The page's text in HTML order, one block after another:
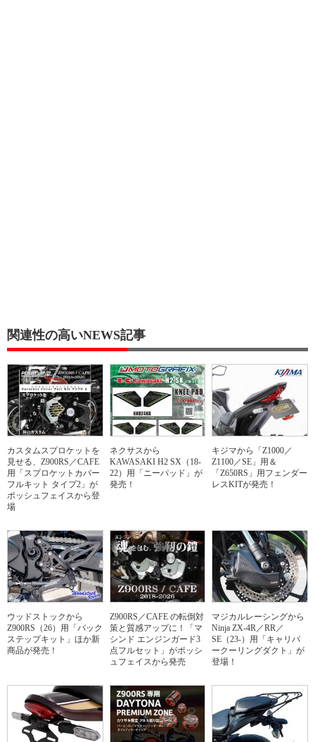
関連性の高いNEWS記事
カスタムスプロケットを
見せる、Z900RS／CAFE
用「スプロケットカバー
フルキット タイプ2」が
ポッシュフェイスから登
場
ネクサスから
KAWASAKI H2 SX（18-
22）用「ニーパッド」が
発売！
キジマから「Z1000／
Z1100／SE」用＆
「Z650RS」用フェンダー
レスKITが発売！
ウッドストックから
Z900RS（26）用「バック
ステップキット」ほか新
商品が発売！
Z900RS／CAFE の転倒対
策と質感アップに！「マ
シンド エンジンガード3
点フルセット」がポッシ
ュフェイスから発売
マジカルレーシングから
Ninja ZX-4R／RR／
SE（23-）用「キャリパ
ークーリングダクト」が
登場！